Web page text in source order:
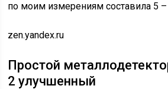
по моим измерениям составила 5
zen.yandex.ru
Простой
2 улучшенный